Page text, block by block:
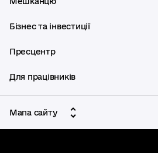
Бізнес та інвестиції
Пресцентр
Для працівників
Мапа сайту